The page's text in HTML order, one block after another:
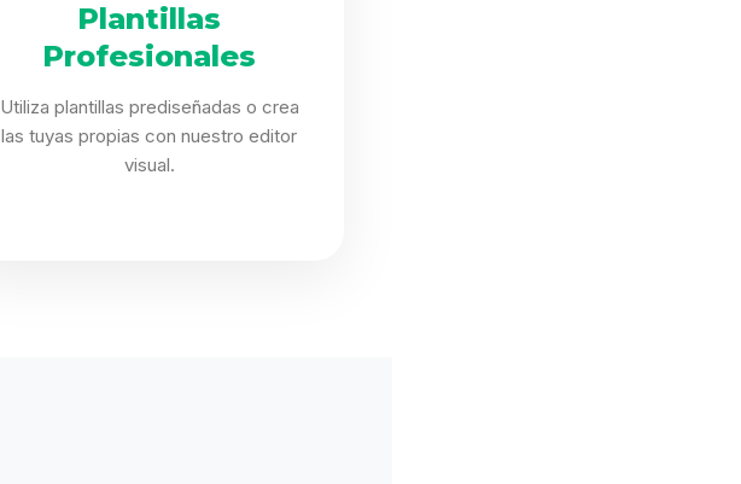
Plantillas
Profesionales
Utiliza plantillas prediseñadas o crea
las tuyas propias con nuestro editor
visual.